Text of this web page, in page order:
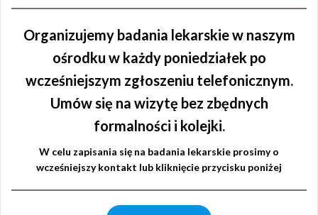
Organizujemy badania lekarskie w naszym
ośrodku w każdy poniedziałek po
wcześniejszym zgłoszeniu telefonicznym.
Umów się na wizytę bez zbędnych
formalności i kolejki.
W celu zapisania się na badania lekarskie prosimy o
wcześniejszy kontakt lub kliknięcie przycisku poniżej